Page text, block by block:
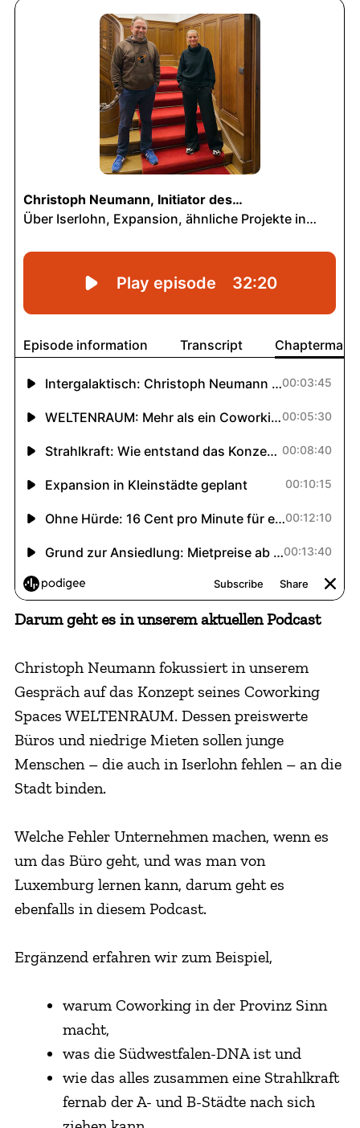
Darum geht es in unserem aktuellen Podcast
Christoph Neumann fokussiert in unserem
Gespräch auf das Konzept seines Coworking
Spaces WELTENRAUM. Dessen preiswerte
Büros und niedrige Mieten sollen junge
Menschen – die auch in Iserlohn fehlen – an die
Stadt binden.
Welche Fehler Unternehmen machen, wenn es
um das Büro geht, und was man von
Luxemburg lernen kann, darum geht es
ebenfalls in diesem Podcast.
Ergänzend erfahren wir zum Beispiel,
warum Coworking in der Provinz Sinn
macht,
was die Südwestfalen-DNA ist und
wie das alles zusammen eine Strahlkraft
fernab der A- und B-Städte nach sich